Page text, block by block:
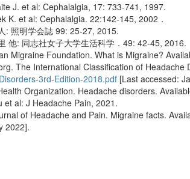
J. et al: Cephalalgia, 17: 733-741, 1997.
K. et al: Cephalalgia. 22:142-145, 2002．
: 照明学会誌 99: 25-27, 2015.
他: 同志社女子大学生活科学．49: 42-45, 2016.
Migraine Foundation. What is Migraine?
The International Classification of Headache
3rd-Edition-2018.pdf [Last accessed:
Organization. Headache disorders.
et al: J Headache Pain, 2021.
of Headache and Pain. Migraine facts.
2022].